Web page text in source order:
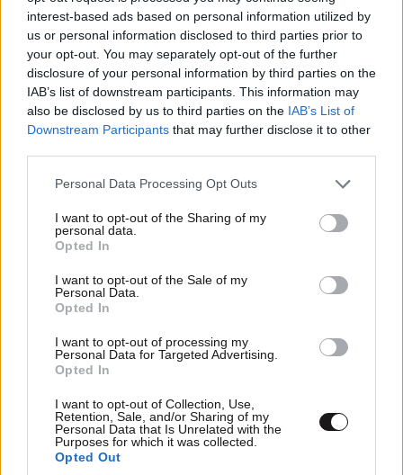
interest-based ads based on personal information utilized by
us or personal information disclosed to third parties prior to
your opt-out. You may separately opt-out of the further
disclosure of your personal information by third parties on the
IAB’s list of downstream participants. This information may
also be disclosed by us to third parties on the IAB’s List of
Downstream Participants that may further disclose it to other
Please note that this website/app uses one or more Google
not limited to your visit or usage behaviour. You may click to
grant or deny consent to Google and its third-party tags to
use your data for below specified purposes in below Google
consent section.
Personal Data Processing Opt Outs
I want to opt-out of the Sharing of my
personal data.
Opted In
I want to opt-out of the Sale of my
Personal Data.
Opted In
I want to opt-out of processing my
Personal Data for Targeted Advertising.
Opted In
I want to opt-out of Collection, Use,
Retention, Sale, and/or Sharing of my
Personal Data that Is Unrelated with the
Purposes for which it was collected.
Opted Out
ΣΧΌΛΙΑ ΑΝΑΓΝΩΣΤΏΝ
ΠΡΟΣΘΕΣΤΕ ΤΟ ΣΧΟΛΙΟ ΣΑΣ